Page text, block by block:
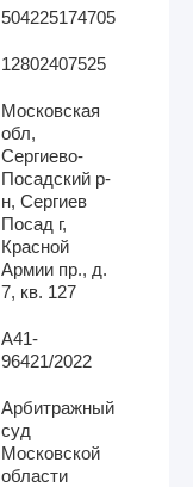
504225174705
12802407525
Московская
обл,
Сергиево-
Посадский р-
н, Сергиев
Посад г,
Красной
Армии пр., д.
7, кв. 127
А41-
96421/2022
Арбитражный
суд
Московской
области